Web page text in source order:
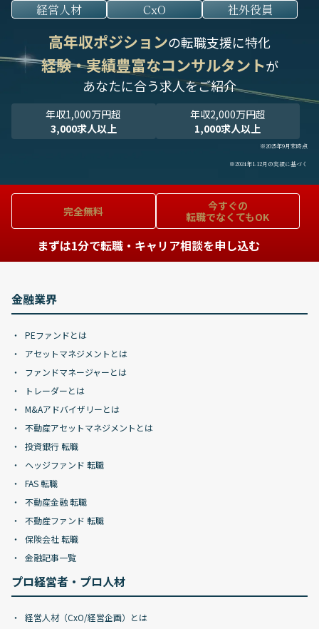
経営人材 CxO 社外役員
高年収ポジションの転職支援に特化
経験・実績豊富なコンサルタントが
あなたに合う求人をご紹介
年収1,000万円超
3,000求人以上
年収2,000万円超
1,000求人以上
※2025年9月末時点
※2024年1-12月の実績に基づく
完全無料
今すぐの
転職でなくてもOK
まずは1分で転職・キャリア相談を申し込む
金融業界
PEファンドとは
アセットマネジメントとは
ファンドマネージャーとは
トレーダーとは
M&Aアドバイザリーとは
不動産アセットマネジメントとは
投資銀行 転職
ヘッジファンド 転職
FAS 転職
不動産金融 転職
不動産ファンド 転職
保険会社 転職
金融記事一覧
プロ経営者・プロ人材
経営人材（CxO/経営企画）とは